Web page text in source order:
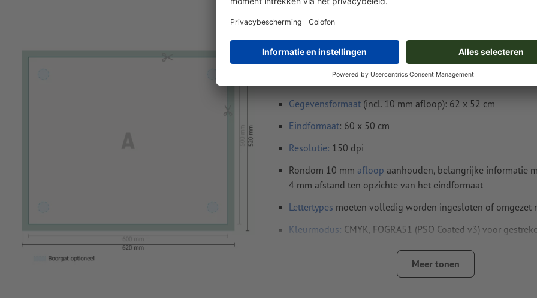
Instructies voor drukgegevens Platen van
60 x 50 cm
Gegevensformaat (incl. 10 mm afloop): 62 x 52 cm
Eindformaat: 60 x 50 cm
Resolutie: 150 dpi
Rondom 10 mm afloop aanhouden, belangrijke informatie
4 mm afstand ten opzichte van het eindformaat
Lettertypes moeten volledig worden ingesloten of omgezet
Kleurmodus: CMYK, FOGRA51 (PSO Coated v3) voor
worden door ons niet gecontroleerd
worden door ons niet gecontroleerd
Meer tonen